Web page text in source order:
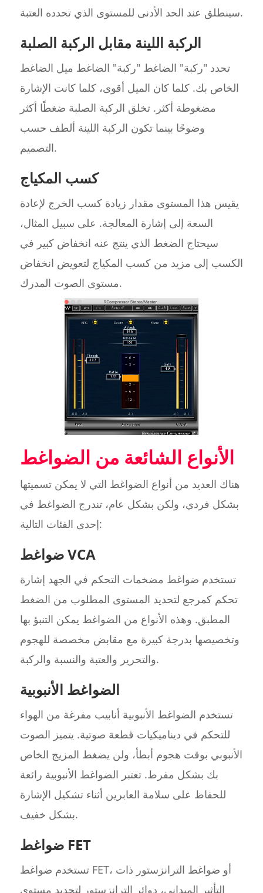
سينطلق عند الحد الأدنى للمستوى الذي تحدده العتبة.
الركبة اللينة مقابل الركبة الصلبة
تحدد "ركبة" الضاغط "ركبة" الضاغط ميل الضاغط
الخاص بك. كلما كان الميل أقوى، كلما كانت الإشارة
مضغوطة أكثر. تخلق الركبة الصلبة ضغطًا أكثر
وضوحًا بينما تكون الركبة اللينة ألطف حسب
التصميم.
كسب المكياج
يقيس هذا المستوى مقدار زيادة كسب الخرج لإعادة
السعة إلى إشارة المعالجة. على سبيل المثال،
سيحتاج الضغط الذي ينتج عنه انخفاض كبير في
الكسب إلى مزيد من كسب المكياج لتعويض انخفاض
مستوى الصوت المدرك.
الأنواع الشائعة من الضواغط
هناك العديد من أنواع الضواغط التي لا يمكن تسميتها
بشكل فردي، ولكن بشكل عام، تندرج الضواغط في
إحدى الفئات التالية:
ضواغط VCA
تستخدم ضواغط مضخمات التحكم في الجهد إشارة
تحكم كمرجع لتحديد المستوى المطلوب من الضغط
المطبق. وهذه الأنواع من الضواغط يمكن التنبؤ بها
وتخصيصها بدرجة كبيرة مع مقابض مخصصة للهجوم
والتحرير والعتبة والنسبة والركبة.
الضواغط الأنبوبية
تستخدم الضواغط الأنبوبية أنابيب مفرغة من الهواء
للتحكم في ديناميكيات قطعة صوتية. يتميز الصوت
الأنبوبي بوقت هجوم أبطأ، ولن يضغط المزيج الخاص
بك بشكل مفرط. تعتبر الضواغط الأنبوبية رائعة
للحفاظ على سلامة العابرين أثناء تشكيل الإشارة
بشكل خفيف.
ضواغط FET
تستخدم ضواغط FET، أو ضواغط الترانزستور ذات
التأثير الميداني، دوائر الترانزستور لتحديد مستوى